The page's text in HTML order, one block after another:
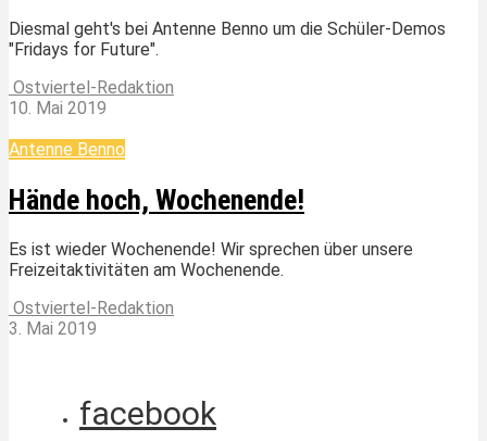
Diesmal geht's bei Antenne Benno um die Schüler-Demos
"Fridays for Future".
Ostviertel-Redaktion
10. Mai 2019
Antenne Benno
Hände hoch, Wochenende!
Es ist wieder Wochenende! Wir sprechen über unsere
Freizeitaktivitäten am Wochenende.
Ostviertel-Redaktion
3. Mai 2019
facebook